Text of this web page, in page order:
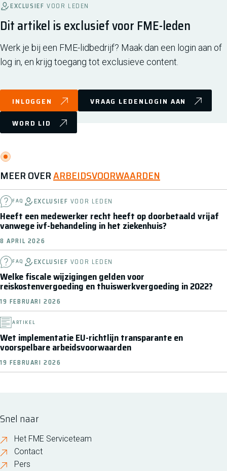
EXCLUSIEF VOOR LEDEN
Dit artikel is exclusief voor FME-leden
Werk je bij een FME-lidbedrijf? Maak dan een login aan of
log in, en krijg toegang tot exclusieve content.
INLOGGEN
VRAAG LEDENLOGIN AAN
WORD LID
MEER OVERARBEIDSVOORWAARDEN
FAQ EXCLUSIEF VOOR LEDEN
Heeft een medewerker recht heeft op doorbetaald vrijaf
vanwege ivf-behandeling in het ziekenhuis?
8 APRIL 2026
FAQ EXCLUSIEF VOOR LEDEN
Welke fiscale wijzigingen gelden voor
reiskostenvergoeding en thuiswerkvergoeding in 2022?
19 FEBRUARI 2026
ARTIKEL
Wet implementatie EU-richtlijn transparante en
voorspelbare arbeidsvoorwaarden
19 FEBRUARI 2026
Snel naar
Het FME Serviceteam
Contact
Pers